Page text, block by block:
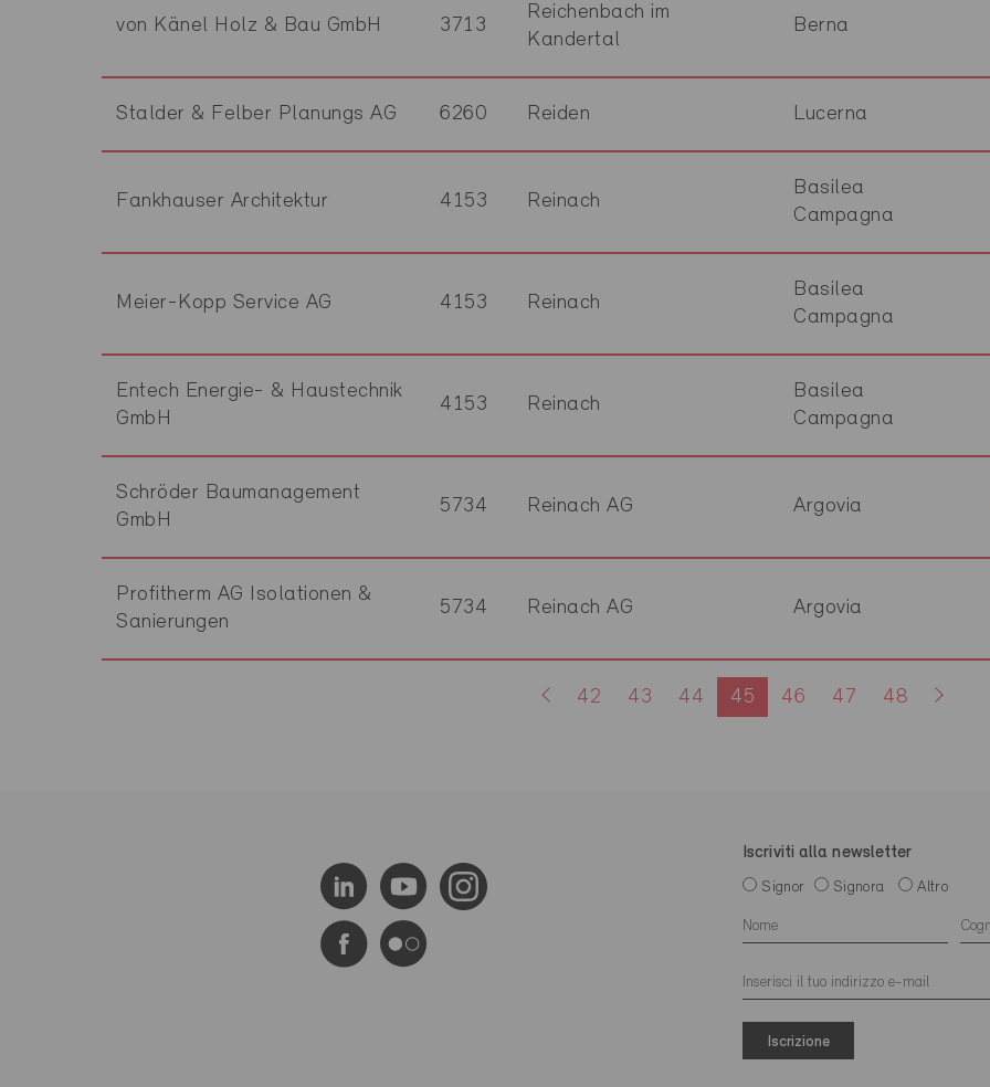
von Känel Holz & Bau GmbH 3713
Reichenbach im
Kandertal
Berna
Stalder & Felber Planungs AG 6260 Reiden Lucerna
Fankhauser Architektur 4153 Reinach
Basilea
Campagna
Meier-Kopp Service AG 4153 Reinach
Basilea
Campagna
Entech Energie- & Haustechnik
GmbH
4153 Reinach
Basilea
Campagna
Schröder Baumanagement
GmbH
5734 Reinach AG Argovia
Profitherm AG Isolationen &
Sanierungen
5734 Reinach AG Argovia
42 43 44 45 46 47 48
Iscriviti alla newsletter
Signor Signora Altro
Iscrizione